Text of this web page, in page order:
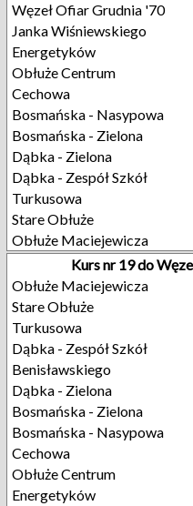
Węzeł Ofiar Grudnia '70
Janka Wiśniewskiego
Energetyków
Obłuże Centrum
Cechowa
Bosmańska - Nasypowa
Bosmańska - Zielona
Dąbka - Zielona
Dąbka - Zespół Szkół
Turkusowa
Stare Obłuże
Obłuże Maciejewicza
Kurs nr 19 do
Obłuże Maciejewicza
Stare Obłuże
Turkusowa
Dąbka - Zespół Szkół
Benisławskiego
Dąbka - Zielona
Bosmańska - Zielona
Bosmańska - Nasypowa
Cechowa
Obłuże Centrum
Energetyków